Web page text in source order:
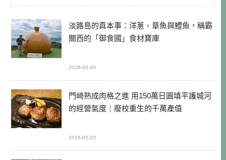
淡路島的真本事：洋蔥、章魚與鱧魚，稱霸
關西的「御食國」食材寶庫
2026-05-20
門崎熟成肉格之進 用150萬日圓填平護城河
的經營氣度｜廢校重生的千萬產值
2026-05-20